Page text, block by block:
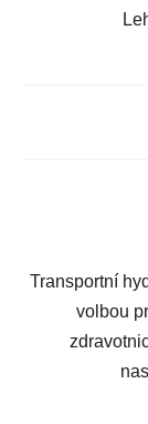
Transportní
volbou